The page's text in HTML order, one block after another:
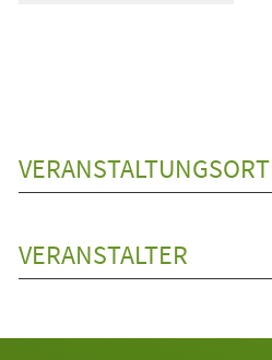
VERANSTALTUNGSORT
VERANSTALTER